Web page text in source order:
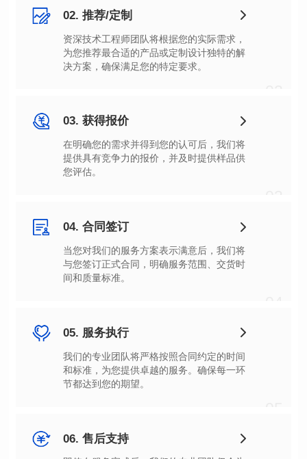
02. 推荐/定制
决方案，确保满足您的特定要求。
03. 获得报价
您评估。
04. 合同签订
间和质量标准。
05. 服务执行
节都达到您的期望。
06. 售后支持